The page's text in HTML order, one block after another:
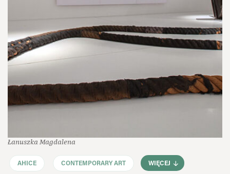
Łanuszka Magdalena
AHICE CONTEMPORARY ART WIĘCEJ